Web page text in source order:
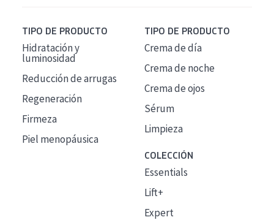
TIPO DE PRODUCTO
Hidratación y
luminosidad
Reducción de arrugas
Regeneración
Firmeza
Piel menopáusica
TIPO DE PRODUCTO
Crema de día
Crema de noche
Crema de ojos
Sérum
Limpieza
COLECCIÓN
Essentials
Lift+
Expert